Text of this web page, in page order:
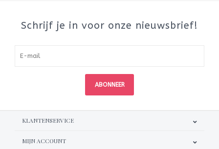
Schrijf je in voor onze nieuwsbrief!
ABONNEER
KLANTENSERVICE
MIJN ACCOUNT